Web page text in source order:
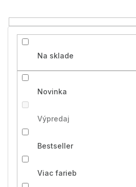
o
v
Na sklade
Novinka
Výpredaj
Bestseller
Viac farieb